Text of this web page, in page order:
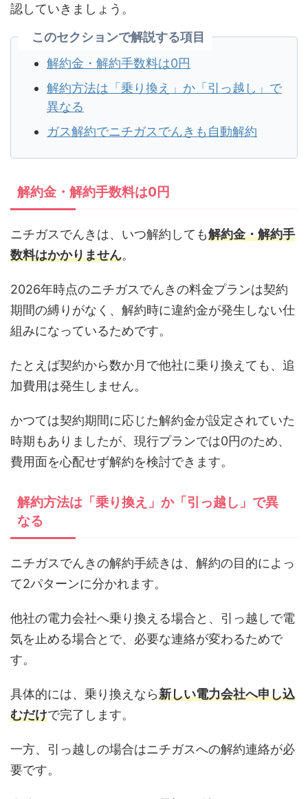
認していきましょう。
このセクションで解説する項目
解約金・解約手数料は0円
解約方法は「乗り換え」か「引っ越し」で
異なる
ガス解約でニチガスでんきも自動解約
解約金・解約手数料は0円
ニチガスでんきは、いつ解約しても解約金・解約手
数料はかかりません。
2026年時点のニチガスでんきの料金プランは契約
期間の縛りがなく、解約時に違約金が発生しない仕
組みになっているためです。
たとえば契約から数か月で他社に乗り換えても、追
加費用は発生しません。
かつては契約期間に応じた解約金が設定されていた
時期もありましたが、現行プランでは0円のため、
費用面を心配せず解約を検討できます。
解約方法は「乗り換え」か「引っ越し」で異
なる
ニチガスでんきの解約手続きは、解約の目的によっ
て2パターンに分かれます。
他社の電力会社へ乗り換える場合と、引っ越しで電
気を止める場合とで、必要な連絡が変わるためで
す。
具体的には、乗り換えなら新しい電力会社へ申し込
むだけで完了します。
一方、引っ越しの場合はニチガスへの解約連絡が必
要です。